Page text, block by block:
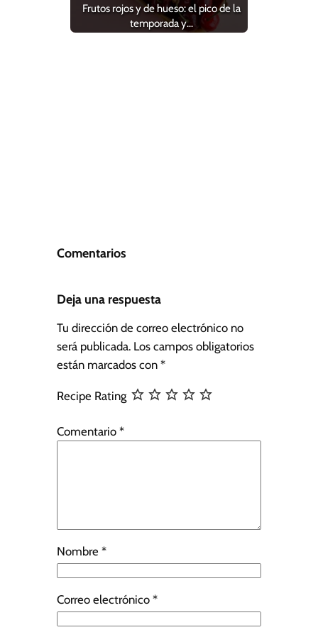
Frutos rojos y de hueso: el pico de la
temporada y…
Comentarios
Deja una respuesta
Tu dirección de correo electrónico no
será publicada. Los campos obligatorios
están marcados con *
Recipe Rating
Comentario *
Nombre *
Correo electrónico *